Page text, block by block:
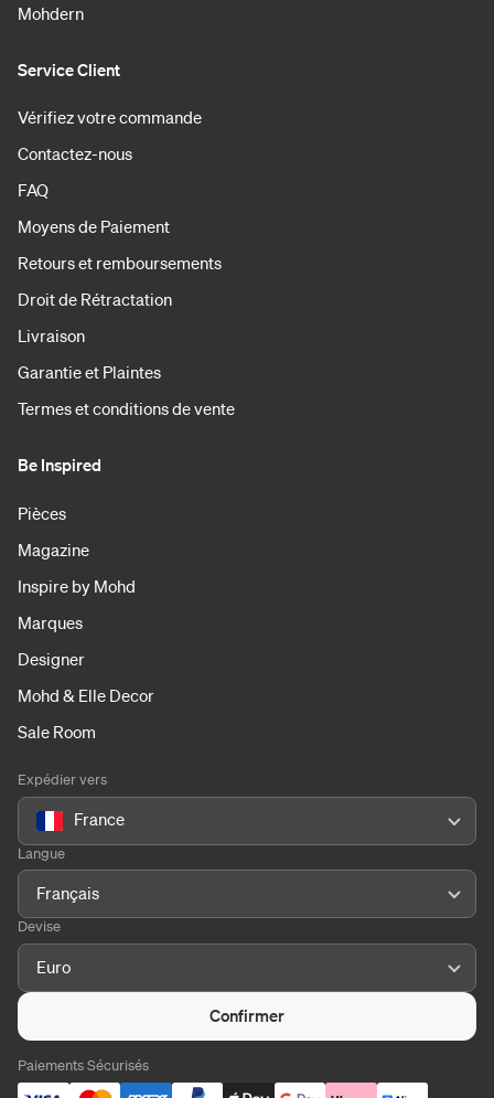
Mohdern
Service Client
Vérifiez votre commande
Contactez-nous
FAQ
Moyens de Paiement
Retours et remboursements
Droit de Rétractation
Livraison
Garantie et Plaintes
Termes et conditions de vente
Be Inspired
Pièces
Magazine
Inspire by Mohd
Marques
Designer
Mohd & Elle Decor
Sale Room
Expédier vers
France
Langue
Français
Devise
Euro
Confirmer
Paiements Sécurisés